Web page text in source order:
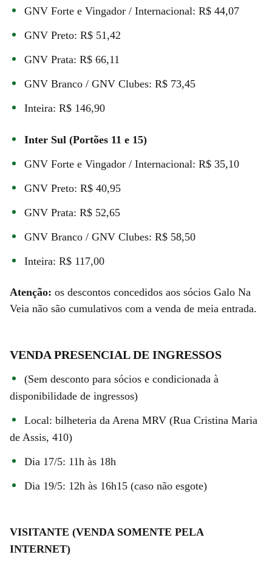
GNV Forte e Vingador / Internacional: R$ 44,07
GNV Preto: R$ 51,42
GNV Prata: R$ 66,11
GNV Branco / GNV Clubes: R$ 73,45
Inteira: R$ 146,90
Inter Sul (Portões 11 e 15)
GNV Forte e Vingador / Internacional: R$ 35,10
GNV Preto: R$ 40,95
GNV Prata: R$ 52,65
GNV Branco / GNV Clubes: R$ 58,50
Inteira: R$ 117,00
Atenção: os descontos concedidos aos sócios Galo Na
Veia não são cumulativos com a venda de meia entrada.
VENDA PRESENCIAL DE INGRESSOS
(Sem desconto para sócios e condicionada à
disponibilidade de ingressos)
Local: bilheteria da Arena MRV (Rua Cristina Maria
de Assis, 410)
Dia 17/5: 11h às 18h
Dia 19/5: 12h às 16h15 (caso não esgote)
VISITANTE (VENDA SOMENTE PELA
INTERNET)